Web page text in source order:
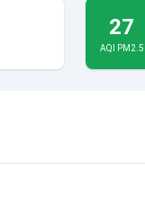
27
AQI PM2.5